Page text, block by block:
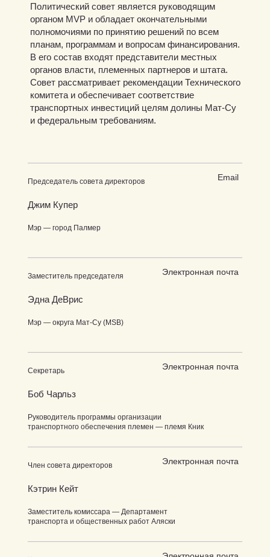
Политический совет является руководящим
органом MVP и обладает окончательными
полномочиями по принятию решений по всем
планам, программам и вопросам финансирования.
В его состав входят представители местных
органов власти, племенных партнеров и штата.
Совет рассматривает рекомендации Технического
комитета и обеспечивает соответствие
транспортных инвестиций целям долины Мат-Су
и федеральным требованиям.
Председатель совета директоров
Джим Купер
Email
Мэр — город Палмер
Заместитель председателя
Эдна ДеВрис
Электронная почта
Мэр — округа Мат-Су (MSB)
Секретарь
Боб Чарльз
Электронная почта
Руководитель программы организации
транспортного обеспечения племен — племя Кник
Член совета директоров
Кэтрин Кейт
Электронная почта
Заместитель комиссара — Департамент
транспорта и общественных работ Аляски